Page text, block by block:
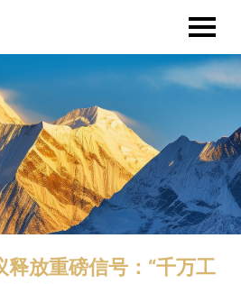
释放重磅信号：“千万工